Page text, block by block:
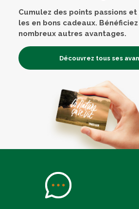
Cumulez des points passions
les en bons cadeaux.
nombreux autres avantages.
Découvrez tous ses